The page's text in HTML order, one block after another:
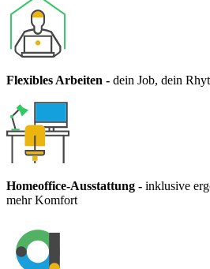
Flexibles Arbeiten - dein Job, dein
Homeoffice-Ausstattung - inklusive
mehr Komfort